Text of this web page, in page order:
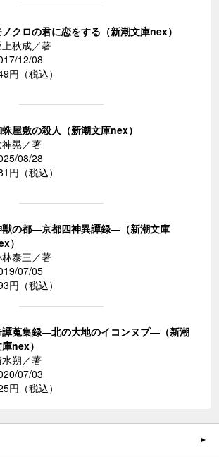
ノクロの君に恋をする（新潮文庫nex）
秋成／著
12/08
円（税込）
屋敷の殺人（新潮文庫nex）
神晃／著
08/28
円（税込）
獣の都―京都四神異譚録―（新潮文庫
）
泰三／著
07/05
円（税込）
譚蒐集録―北の大地のイコンヌプ―（新潮
nex）
朔／著
07/03
円（税込）